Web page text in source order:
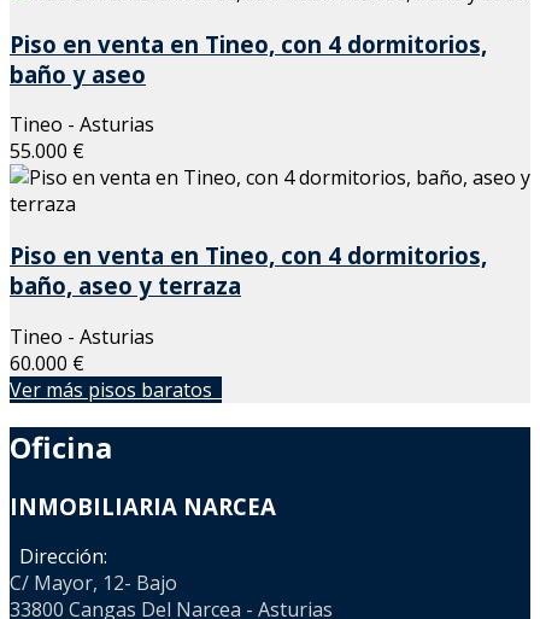
Piso en venta en Tineo, con 4 dormitorios,
baño y aseo
Tineo - Asturias
55.000 €
Piso en venta en Tineo, con 4 dormitorios,
baño, aseo y terraza
Tineo - Asturias
60.000 €
Ver más pisos baratos
Oficina
INMOBILIARIA NARCEA
Dirección:
C/ Mayor, 12- Bajo
33800 Cangas Del Narcea - Asturias